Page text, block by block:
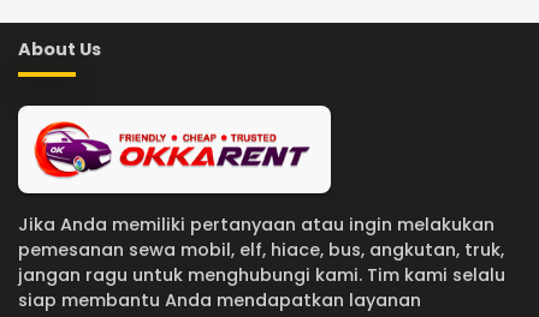
About Us
Jika Anda memiliki pertanyaan atau ingin melakukan
pemesanan sewa mobil, elf, hiace, bus, angkutan, truk,
jangan ragu untuk menghubungi kami. Tim kami selalu
siap membantu Anda mendapatkan layanan